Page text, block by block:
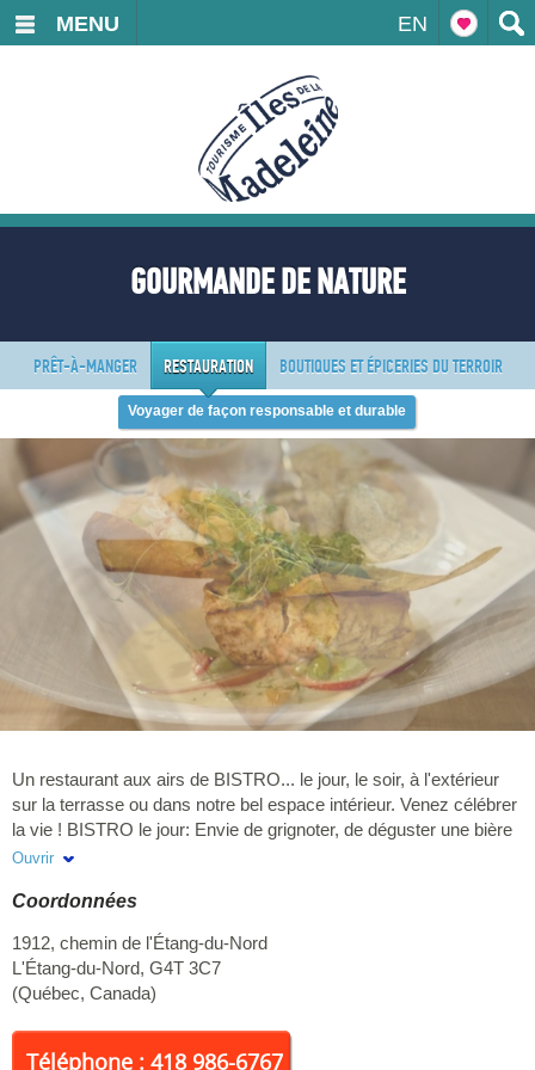
EN
MENU
GOURMANDE DE NATURE
PRÊT-À-MANGER RESTAURATION BOUTIQUES ET ÉPICERIES DU TERROIR
Voyager de façon responsable et durable
Un restaurant aux airs de BISTRO... le jour, le soir, à l'extérieur
sur la terrasse ou dans notre bel espace intérieur. Venez célébrer
la vie ! BISTRO le jour: Envie de grignoter, de déguster une bière
locale, de luncher entre amis, c'est ici. Sandwiches gourmands,
d'ici, pâtisseries, irrésistibles glaces maison et bien davantage.
Service sur la terrasse ou à l'intérieur de 11h à 15h. BISTRO le
soir: Soupers gourmands. Cuisine bistronomique ensoleillée
exécutée et servie par une équipe professionnelle au talent
reconnu. Des plats marins, des recettes estivales, simples et
belles mettant en valeur la fraîcheur et la qualité des produits d'ici
et le savoir-faire de la chef exécutive Johanne Vigneau. Dans les
Ouvrir
Coordonnées
1912, chemin de l'Étang-du-Nord
L'Étang-du-Nord, G4T 3C7
(Québec, Canada)
Téléphone : 418 986-6767